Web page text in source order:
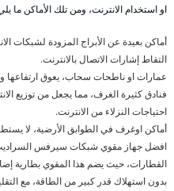
او استخدام الانترنت، ومن تلك الأماكن ما
أماكن بعيدة عن الأبراج المزودة لشبكات
التقاط إشارات الاتصال بالانترنت.
عمارات او ناطحات سحاب، يعوق ارتفاعها
فنادق كثيرة الغرف، مما يجعل من توزيع
احتياجات النزلاء من الانترنت.
أماكن اوغرف في الطوابق الأرضية، لا
افضل جهاز مقوي شبكات سيرفس السراديب
القطارات، حيث يضم هذا المقوي بطارية
بدون استهلاك قدر كبير من الطاقة، مع